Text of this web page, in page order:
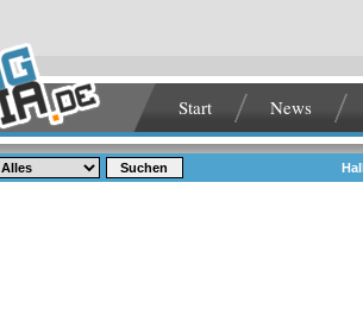
Start News
Suchen